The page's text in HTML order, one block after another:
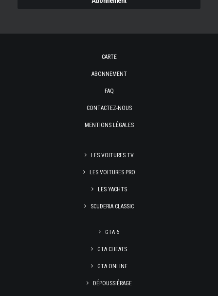
CARTE
ABONNEMENT
FAQ
CONTACTEZ-NOUS
MENTIONS LÉGALES
LES VOITURES TV
LES VOITURES PRO
LES YACHTS
SCUDERIA CLASSIC
GTA 6
GTA CHEATS
GTA ONLINE
DÉPOUSSIÉRAGE